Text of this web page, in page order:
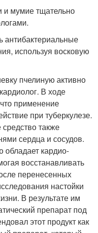
и мумие тщательно
антибактериальные
используя восковую
пчелиную активно
В ходе
применение
при туберкулезе.
также
сердца и сосудов.
обладает кардио-
восстанавливать
перенесенных
настойки
В результате им
препарат под
этот продукт как